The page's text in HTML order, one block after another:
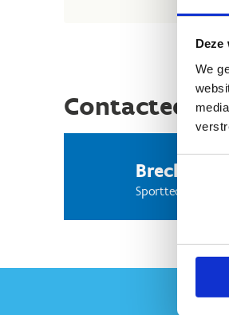
Deze
We
Contacteer
Brecht
Sporttechnisch